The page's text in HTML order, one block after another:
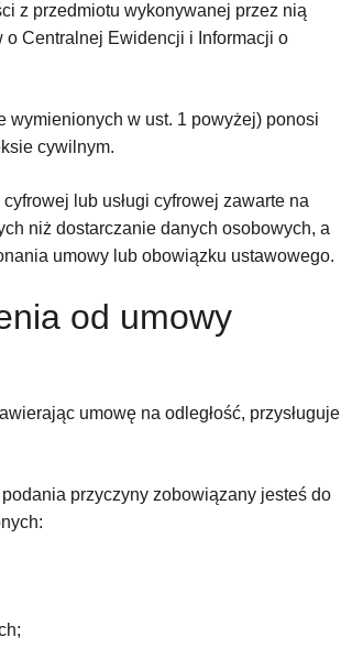
z przedmiotu wykonywanej przez nią
o Centralnej Ewidencji i Informacji o
wymienionych w ust. 1 powyżej) ponosi
cywilnym.
lub usługi cyfrowej zawarte na
niż dostarczanie danych osobowych, a
umowy lub obowiązku ustawowego.
od umowy
umowę na odległość, przysługuje
przyczyny zobowiązany jesteś do